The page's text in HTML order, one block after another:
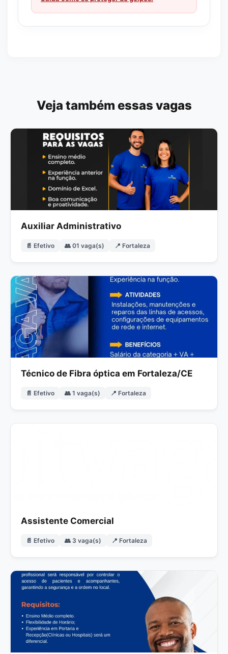
Veja também essas vagas
Auxiliar Administrativo
📄 Efetivo 👥 01 vaga(s) 📍 Fortaleza
Técnico de Fibra óptica em Fortaleza/CE
📄 Efetivo 👥 1 vaga(s) 📍 Fortaleza
Assistente Comercial
📄 Efetivo 👥 3 vaga(s) 📍 Fortaleza